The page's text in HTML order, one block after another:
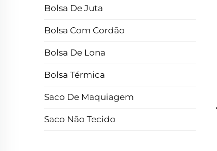
Bolsa De Juta
Bolsa Com Cordão
Bolsa De Lona
Bolsa Térmica
Saco De Maquiagem
Saco Não Tecido